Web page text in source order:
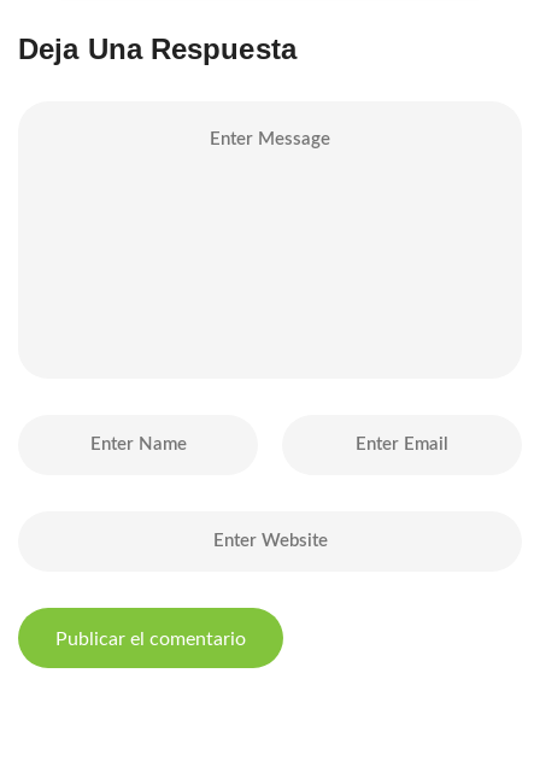
Deja Una Respuesta